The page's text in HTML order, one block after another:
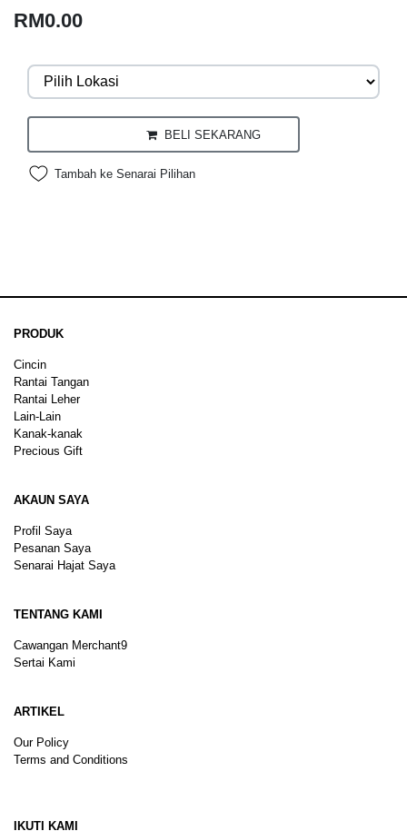
RM0.00
BELI SEKARANG
Tambah ke Senarai Pilihan
PRODUK
Cincin
Rantai Tangan
Rantai Leher
Lain-Lain
Kanak-kanak
Precious Gift
AKAUN SAYA
Profil Saya
Pesanan Saya
Senarai Hajat Saya
TENTANG KAMI
Cawangan Merchant9
Sertai Kami
ARTIKEL
Our Policy
Terms and Conditions
IKUTI KAMI